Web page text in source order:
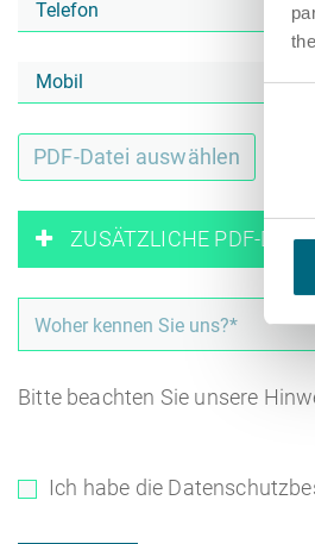
PDF-Datei auswählen
ZUSÄTZLICHE PDF-
Bitte beachten Sie unsere
Ich habe die